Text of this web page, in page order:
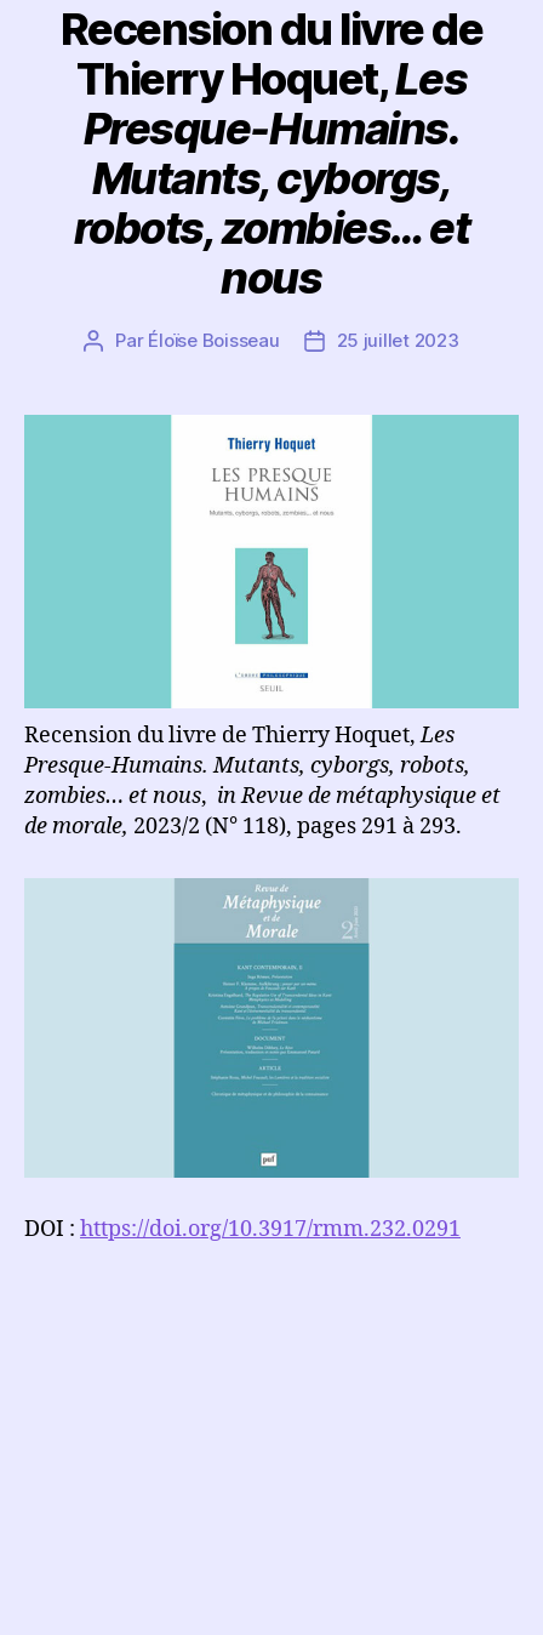
Recension du livre de
Thierry Hoquet,Les
Presque-Humains.
Mutants, cyborgs,
robots, zombies… et
nous
Auteur
Par Éloïse Boisseau
Date25 juillet 2023
Recension du livre de Thierry Hoquet,Les
Presque-Humains. Mutants, cyborgs, robots,
zombies… et nous, inRevue de métaphysique et
de morale, 2023/2 (N° 118), pages 291 à 293.
DOI : https://doi.org/10.3917/rmm.232.0291